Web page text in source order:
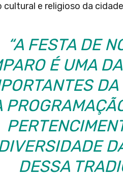
cultural e religioso da
“A FESTA DE
É UMA
DESSA